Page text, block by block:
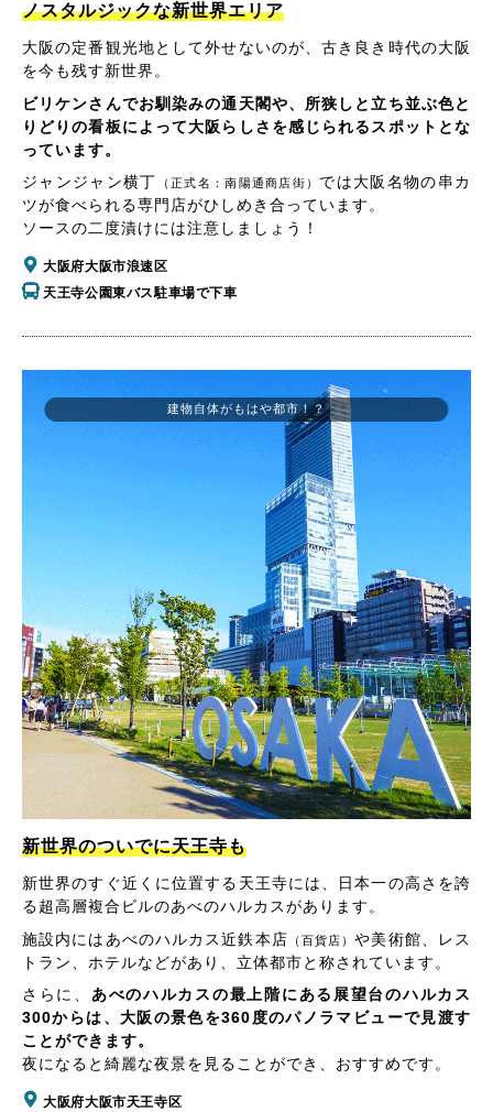
ノスタルジックな新世界エリア
大阪の定番観光地として外せないのが、古き良き時代の大阪
を今も残す新世界。
ビリケンさんでお馴染みの通天閣や、所狭しと立ち並ぶ色と
りどりの看板によって大阪らしさを感じられるスポットとな
っています。
ジャンジャン横丁
（正式名：南陽通商店街） では大阪名物の串カ
ツが食べられる専門店がひしめき合っています。
ソースの二度漬けには注意しましょう！
大阪府大阪市浪速区
天王寺公園東バス駐車場で下車
新世界のついでに天王寺も
新世界のすぐ近くに位置する天王寺には、日本一の高さを誇
る超高層複合ビルのあべのハルカスがあります。
施設内にはあべのハルカス近鉄本店 （百貨店）や美術館、レス
トラン、ホテルなどがあり、立体都市と称されています。
さらに、 あべのハルカスの最上階にある展望台のハルカス
300からは、大阪の景色を360度のパノラマビューで見渡す
ことができます。
夜になると綺麗な夜景を見ることができ、おすすめです。
大阪府大阪市天王寺区
建物自体がもはや都市！？